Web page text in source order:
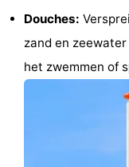
Natuur
Het
West-
Vlaanderen
Douches:
zand en
het zwemmen of